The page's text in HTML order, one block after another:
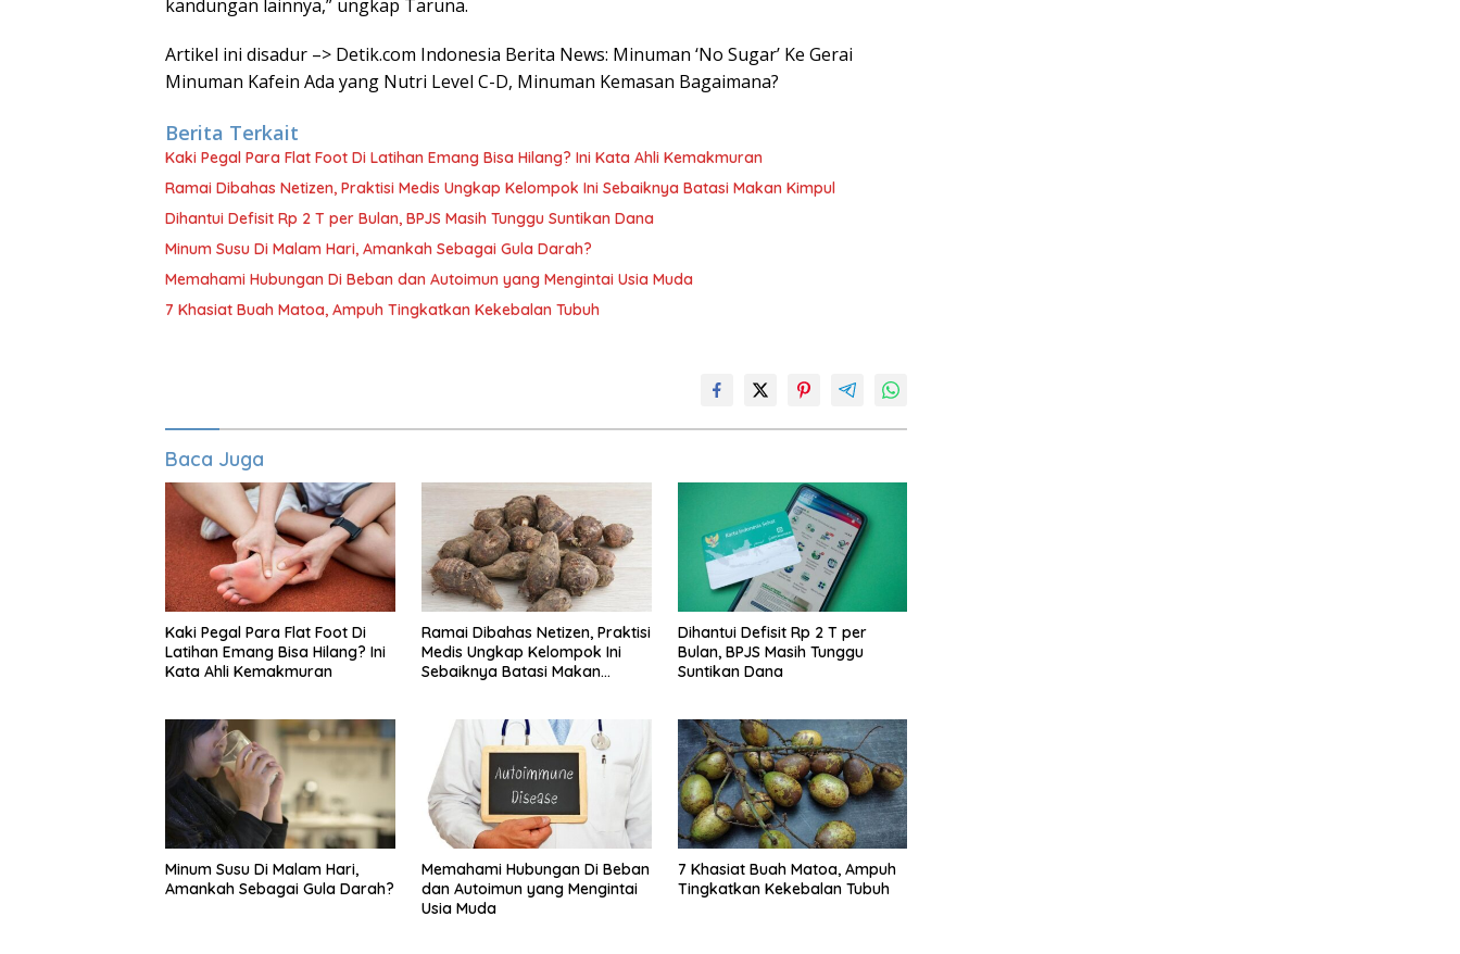
kandungan lainnya,” ungkap Taruna.
Artikel ini disadur –> Detik.com Indonesia Berita News: Minuman ‘No Sugar’ Ke Gerai
Minuman Kafein Ada yang Nutri Level C-D, Minuman Kemasan Bagaimana?
Berita Terkait
Kaki Pegal Para Flat Foot Di Latihan Emang Bisa Hilang? Ini Kata Ahli Kemakmuran
Ramai Dibahas Netizen, Praktisi Medis Ungkap Kelompok Ini Sebaiknya Batasi Makan Kimpul
Dihantui Defisit Rp 2 T per Bulan, BPJS Masih Tunggu Suntikan Dana
Minum Susu Di Malam Hari, Amankah Sebagai Gula Darah?
Memahami Hubungan Di Beban dan Autoimun yang Mengintai Usia Muda
7 Khasiat Buah Matoa, Ampuh Tingkatkan Kekebalan Tubuh
Baca Juga
Kaki Pegal Para Flat Foot Di
Latihan Emang Bisa Hilang? Ini
Kata Ahli Kemakmuran
Ramai Dibahas Netizen, Praktisi
Medis Ungkap Kelompok Ini
Sebaiknya Batasi Makan
Dihantui Defisit Rp 2 T per
Bulan, BPJS Masih Tunggu
Suntikan Dana
Minum Susu Di Malam Hari,
Amankah Sebagai Gula Darah?
Memahami Hubungan Di Beban
dan Autoimun yang Mengintai
Usia Muda
7 Khasiat Buah Matoa, Ampuh
Tingkatkan Kekebalan Tubuh